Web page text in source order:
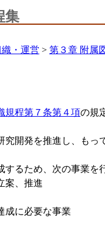
集
・運営 > 第３章 附属
規程第７条第４項の規
開発を推進し、もっ
るため、次の事業を
案、推進
成に必要な事業